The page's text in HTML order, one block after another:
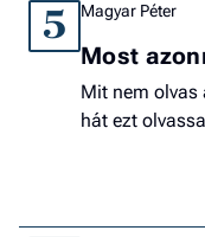
5 Magyar Péter
Most
Mit nem olvas
hát ezt